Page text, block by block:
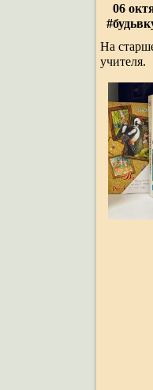
06
На
учителя.